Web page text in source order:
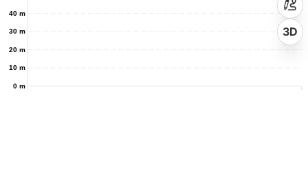
0 m
10 m
20 m
30 m
40 m
3D